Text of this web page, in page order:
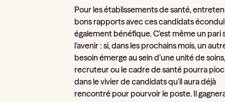
Pour les établissements de santé,
bons rapports avec ces candidats
également bénéfique. C’est même un pari
l’avenir : si, dans les prochains mois, un
besoin émerge au sein d’une unité de
recruteur ou le cadre de santé pourra
dans le vivier de candidats qu’il aura déjà
rencontré pour pourvoir le poste. Il